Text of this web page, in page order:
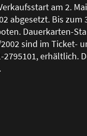
am 2.
abgesetzt. Bis
Dauerkarten-
sind im Ticket-
erhältlich.